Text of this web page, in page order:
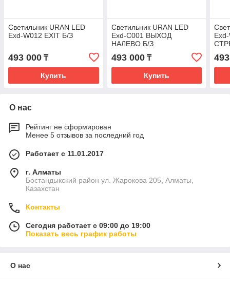
Светильник URAN LED
Exd-W012 EXIT Б/З
493 000 ₸
Купить
Светильник URAN LED
Exd-C001 ВЫХОД
НАЛЕВО Б/З
493 000₸
Купить
О нас
Рейтинг не сформирован
Менее 5 отзывов за последний год
Работает с 11.01.2017
г. Алматы
Бостандыкский район ул. Жарокова 205, Алматы,
Казахстан
Контакты
Сегодня работает с 09:00 до 19:00
Показать весь график работы
О нас